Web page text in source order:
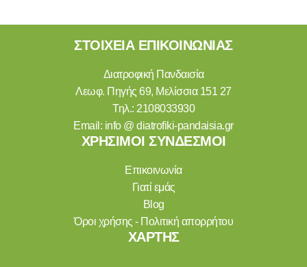
ΣΤΟΙΧΕΙΑ ΕΠΙΚΟΙΝΩΝΙΑΣ
Διατροφική Πανδαισία
Λεωφ. Πηγής 69, Μελίσσια 151 27
Τηλ.: 2108033930
Email: info @ diatrofiki-pandaisia.gr
ΧΡΗΣΙΜΟΙ ΣΥΝΔΕΣΜΟΙ
Επικοινωνία
Γιατί εμάς
Blog
Όροι χρήσης - Πολιτική απορρήτου
ΧΑΡΤΗΣ